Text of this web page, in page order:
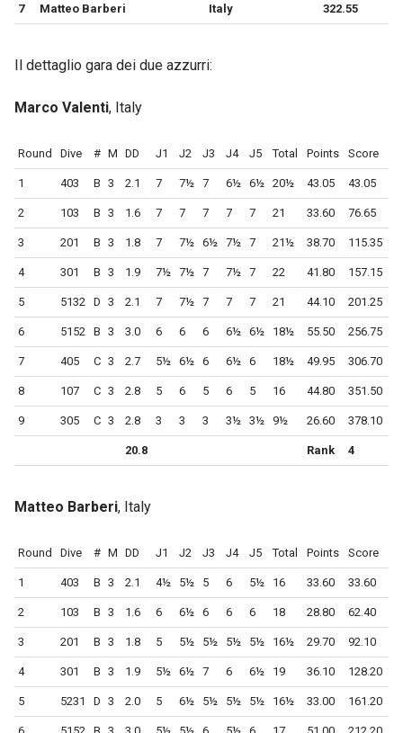
7 Matteo Barberi Italy 322.55
Il dettaglio gara dei due azzurri:
Marco Valenti, Italy
Round Dive # M DD J1 J2 J3 J4 J5 Total Points Score
1 403 B 3 2.1 7 7½ 7 6½ 6½ 20½ 43.05 43.05
2 103 B 3 1.6 7 7 7 7 7 21 33.60 76.65
3 201 B 3 1.8 7 7½ 6½ 7½ 7 21½ 38.70 115.35
4 301 B 3 1.9 7½ 7½ 7 7½ 7 22 41.80 157.15
5 5132 D 3 2.1 7 7½ 7 7 7 21 44.10 201.25
6 5152 B 3 3.0 6 6 6 6½ 6½ 18½ 55.50 256.75
7 405 C 3 2.7 5½ 6½ 6 6½ 6 18½ 49.95 306.70
8 107 C 3 2.8 5 6 5 6 5 16 44.80 351.50
9 305 C 3 2.8 3 3 3 3½ 3½ 9½ 26.60 378.10
20.8 Rank 4
Matteo Barberi, Italy
Round Dive # M DD J1 J2 J3 J4 J5 Total Points Score
1 403 B 3 2.1 4½ 5½ 5 6 5½ 16 33.60 33.60
2 103 B 3 1.6 6 6½ 6 6 6 18 28.80 62.40
3 201 B 3 1.8 5 5½ 5½ 5½ 5½ 16½ 29.70 92.10
4 301 B 3 1.9 5½ 6½ 7 6 6½ 19 36.10 128.20
5 5231 D 3 2.0 5 6½ 5½ 5½ 5½ 16½ 33.00 161.20